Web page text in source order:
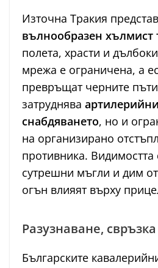
Източна Тракия
вълнообразен хълмист
полета, храсти и
мрежа е ограничена, а
превръщат черните
затруднява
снабдяването, но и
на организирано
противника.
сутрешни мъгли и дим
огън влияят върху
Разузнаване,
Българските